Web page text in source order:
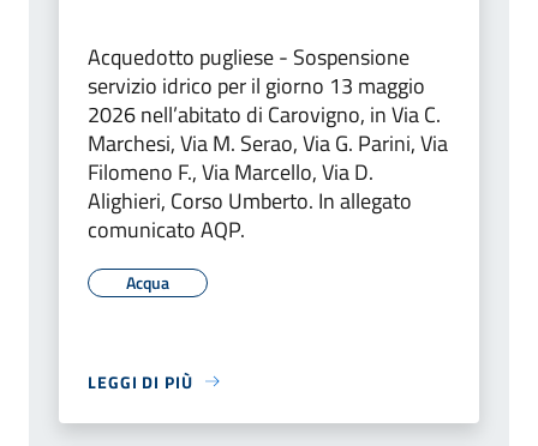
Acquedotto pugliese - Sospensione
servizio idrico per il giorno 13 maggio
2026 nell’abitato di Carovigno, in Via C.
Marchesi, Via M. Serao, Via G. Parini, Via
Filomeno F., Via Marcello, Via D.
Alighieri, Corso Umberto. In allegato
comunicato AQP.
Acqua
LEGGI DI PIÙ